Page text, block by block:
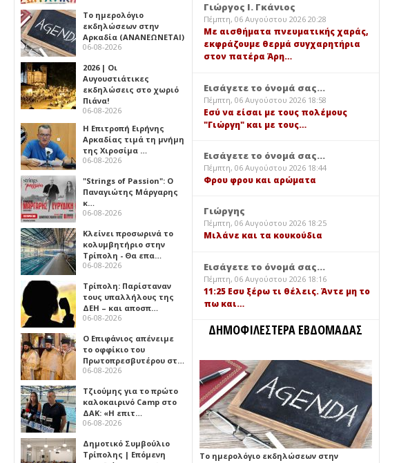
Το ημερολόγιο
εκδηλώσεων στην
Αρκαδία (ΑΝΑΝΕΩΝΕΤΑΙ)
06-08-2026
2026 | Οι
Αυγουστιάτικες
εκδηλώσεις στο χωριό
Πιάνα!
06-08-2026
Η Επιτροπή Ειρήνης
Αρκαδίας τιμά τη μνήμη
της Χιροσίμα …
06-08-2026
"Strings of Passion": Ο
Παναγιώτης Μάργαρης
κ…
06-08-2026
Κλείνει προσωρινά το
κολυμβητήριο στην
Τρίπολη - Θα επα…
06-08-2026
Τρίπολη: Παρίσταναν
τους υπαλλήλους της
ΔΕΗ – και αποσπ…
06-08-2026
Ο Επιφάνιος απένειμε
το οφφίκιο του
Πρωτοπρεσβυτέρου στ…
06-08-2026
Τζιούμης για το πρώτο
καλοκαιρινό Camp στο
ΔΑΚ: «Η επιτ…
06-08-2026
Δημοτικό Συμβούλιο
Τρίπολης | Επόμενη
Γιώργος Ι. Γκάνιος
Πέμπτη, 06 Αυγούστου 2026 20:28
Με αισθήματα πνευματικής χαράς,
εκφράζουμε θερμά συγχαρητήρια
στον πατέρα Άρη…
Εισάγετε το όνομά σας...
Πέμπτη, 06 Αυγούστου 2026 18:58
Εσύ να είσαι με τους πολέμους
"Γιώργη" και με τους…
Εισάγετε το όνομά σας...
Πέμπτη, 06 Αυγούστου 2026 18:44
Φρου φρου και αρώματα
Γιώργης
Πέμπτη, 06 Αυγούστου 2026 18:25
Μιλάνε και τα κουκούδια
Εισάγετε το όνομά σας...
Πέμπτη, 06 Αυγούστου 2026 18:16
11:25 Εσυ ξέρω τι θέλεις. Άντε μη το
πω και…
ΔΗΜΟΦΙΛΕΣΤΕΡΑ ΕΒΔΟΜΑΔΑΣ
Το ημερολόγιο εκδηλώσεων στην